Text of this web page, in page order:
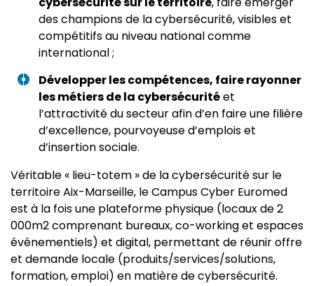
des champions de la cybersécurité, visibles et
compétitifs au niveau national comme
international ;
Développer les compétences, faire rayonner
les métiers de la cybersécuritéet
l’attractivité du secteur afin d’en faire une filière
d’excellence, pourvoyeuse d’emplois et
d’insertion sociale.
Véritable « lieu-totem » de la cybersécurité sur le
territoire Aix-Marseille, le Campus Cyber Euromed
est à la fois une plateforme physique (locaux de 2
000m2 comprenant bureaux, co-working et espaces
événementiels) et digital, permettant de réunir offre
et demande locale (produits/services/solutions,
formation, emploi) en matière de cybersécurité.